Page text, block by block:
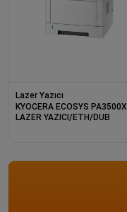
Lazer Yazıcı
KYOCERA ECOSYS PA3500X
LAZER YAZICI/ETH/DUB